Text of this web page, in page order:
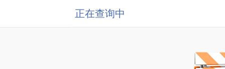
正在查询中